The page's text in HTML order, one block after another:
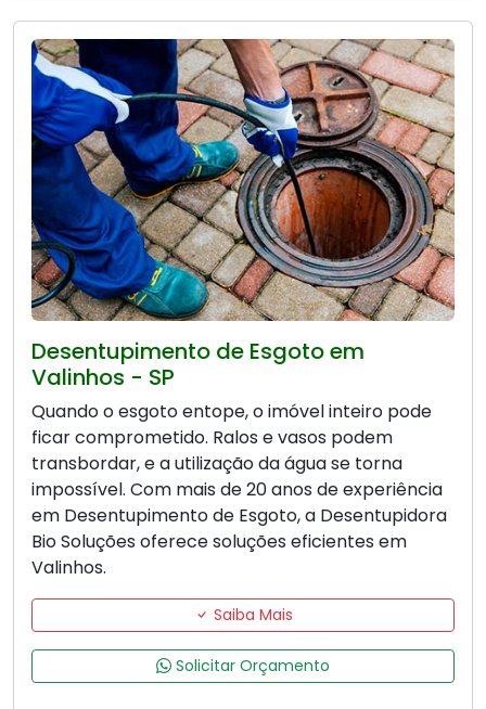
Desentupimento de Esgoto em
Valinhos - SP
Quando o esgoto entope, o imóvel inteiro pode
ficar comprometido. Ralos e vasos podem
transbordar, e a utilização da água se torna
impossível. Com mais de 20 anos de experiência
em Desentupimento de Esgoto, a Desentupidora
Bio Soluções oferece soluções eficientes em
Valinhos.
Saiba Mais
Solicitar Orçamento